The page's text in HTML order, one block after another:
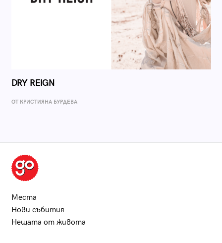
DRY REIGN
ОТ КРИСТИЯНА БУРДЕВА
Места
Нови събития
Нещата от живота